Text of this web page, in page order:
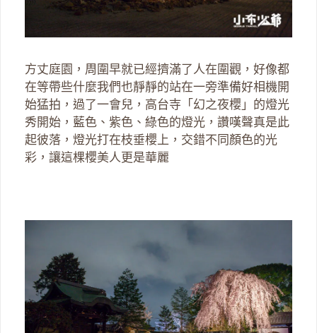
方丈庭園，周圍早就已經擠滿了人在圍觀，好像都
在等帶些什麼我們也靜靜的站在一旁準備好相機開
始猛拍，過了一會兒，高台寺「幻之夜櫻」的燈光
秀開始，藍色、紫色、綠色的燈光，讚嘆聲真是此
起彼落，燈光打在枝垂櫻上，交錯不同顏色的光
彩，讓這棵櫻美人更是華麗